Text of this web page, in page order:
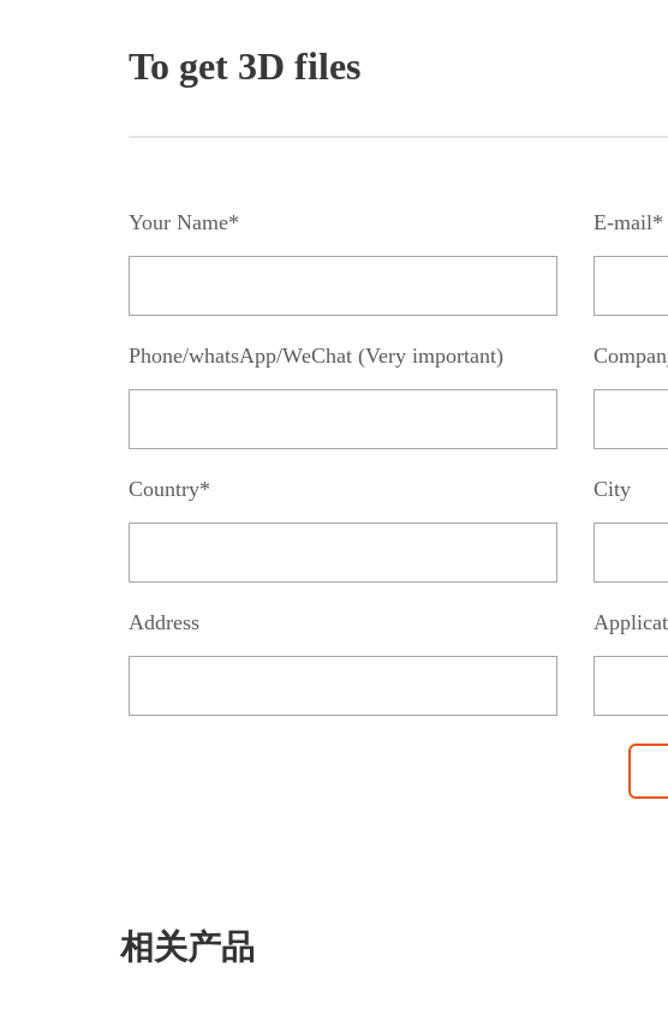
To get 3D files
Your Name* E-mail*
Phone/whatsApp/WeChat (Very important)
Country* City
Address
相关产品